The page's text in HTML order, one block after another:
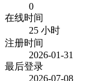
0
在线时间
25 小时
注册时间
2026-01-31
最后登录
2026-07-08